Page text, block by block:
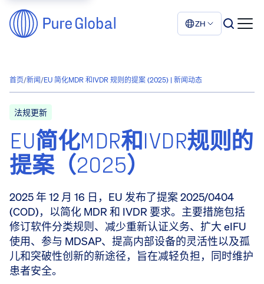
ZH
首页/新闻/EU 简化MDR 和IVDR 规则的提案 (2025) | 新闻动态
法规更新
EU简化MDR和IVDR规则的
提案（2025）
2025 年 12 月 16 日，EU 发布了提案 2025/0404
(COD)，以简化 MDR 和 IVDR 要求。主要措施包括
修订软件分类规则、减少重新认证义务、扩大 eIFU
使用、参与 MDSAP、提高内部设备的灵活性以及孤
儿和突破性创新的新途径，旨在减轻负担，同时维护
患者安全。